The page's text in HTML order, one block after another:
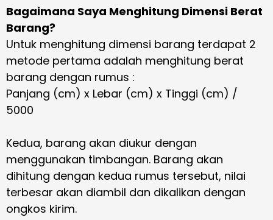
Bagaimana Saya Menghitung Dimensi Berat
Barang?
Untuk menghitung dimensi barang terdapat 2
metode pertama adalah menghitung berat
barang dengan rumus :
Panjang (cm) x Lebar (cm) x Tinggi (cm) /
5000
Kedua, barang akan diukur dengan
menggunakan timbangan. Barang akan
dihitung dengan kedua rumus tersebut, nilai
terbesar akan diambil dan dikalikan dengan
ongkos kirim.